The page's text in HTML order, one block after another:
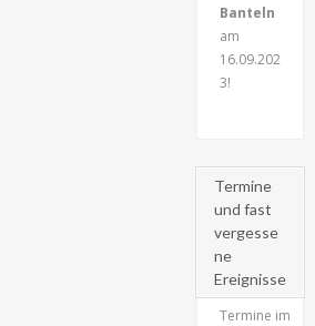
Banteln
am
16.09.202
3!
Termine
und fast
vergesse
ne
Ereignisse
Termine im